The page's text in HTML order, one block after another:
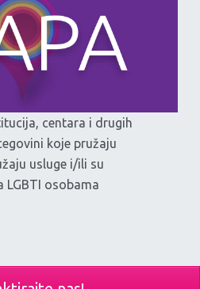
centara i drugih
koje pružaju
usluge i/ili su
LGBTI osobama